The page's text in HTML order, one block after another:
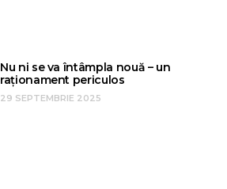
Nu ni se va întâmpla nouă – un
raționament periculos
29 SEPTEMBRIE 2025